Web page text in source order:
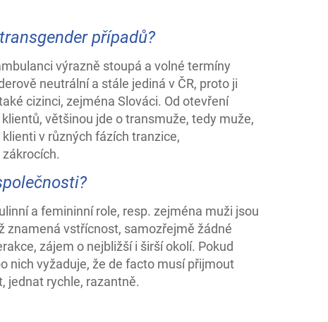
případů?
výrazně stoupá a volné termíny
neutrální a stále jediná v ČR, proto ji
cizinci, zejména Slováci. Od otevření
většinou jde o transmuže, tedy muže,
v různých fázích tranzice,
a femininní role, resp. zejména muži jsou
znamená vstřícnost, samozřejmě žádné
zájem o nejbližší i širší okolí. Pokud
nich vyžaduje, že de facto musí přijmout
jednat rychle, razantně.